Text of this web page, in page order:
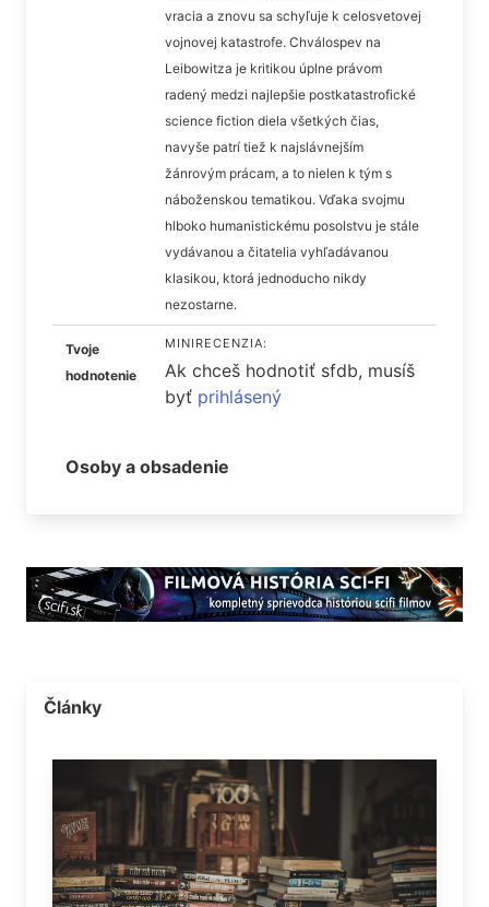
vracia a znovu sa schyľuje k celosvetovej
vojnovej katastrofe. Chválospev na
Leibowitza je kritikou úplne právom
radený medzi najlepšie postkatastrofické
science fiction diela všetkých čias,
navyše patrí tiež k najslávnejším
žánrovým prácam, a to nielen k tým s
náboženskou tematikou. Vďaka svojmu
hlboko humanistickému posolstvu je stále
vydávanou a čitatelia vyhľadávanou
klasikou, ktorá jednoducho nikdy
nezostarne.
Tvoje
hodnotenie
MINIRECENZIA:
Ak chceš hodnotiť sfdb, musíš
byť prihlásený
Osoby a obsadenie
Články